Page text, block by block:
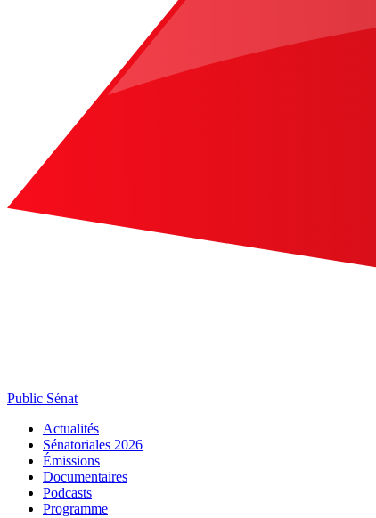
Public Sénat
Actualités
Sénatoriales 2026
Émissions
Documentaires
Podcasts
Programme